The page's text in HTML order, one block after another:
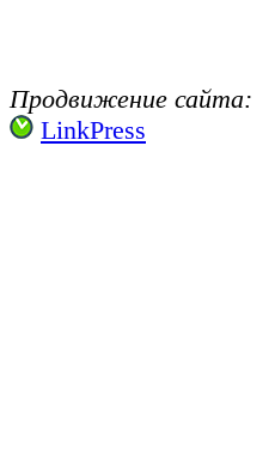
Продвижение сайта:
LinkPress